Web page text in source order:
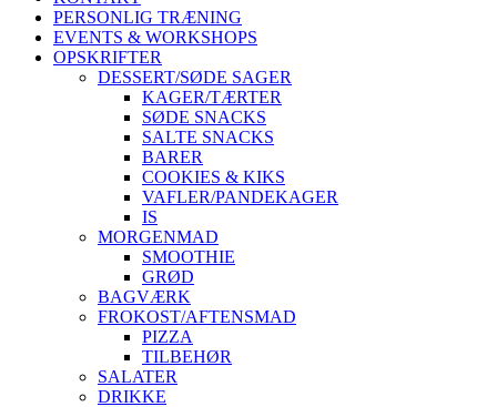
PERSONLIG TRÆNING
EVENTS & WORKSHOPS
OPSKRIFTER
DESSERT/SØDE SAGER
KAGER/TÆRTER
SØDE SNACKS
SALTE SNACKS
BARER
COOKIES & KIKS
VAFLER/PANDEKAGER
IS
MORGENMAD
SMOOTHIE
GRØD
BAGVÆRK
FROKOST/AFTENSMAD
PIZZA
TILBEHØR
SALATER
DRIKKE